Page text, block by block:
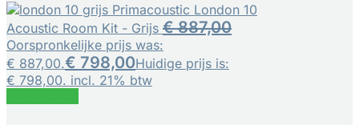
Primacoustic London 10
Acoustic Room Kit - Grijs €887,00
Oorspronkelijke prijs was:
€ 887,00.€ 798,00Huidige prijs is:
€ 798,00. incl. 21% btw